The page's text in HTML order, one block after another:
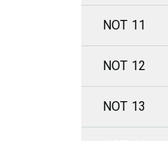
NOT 11
NOT 12
NOT 13